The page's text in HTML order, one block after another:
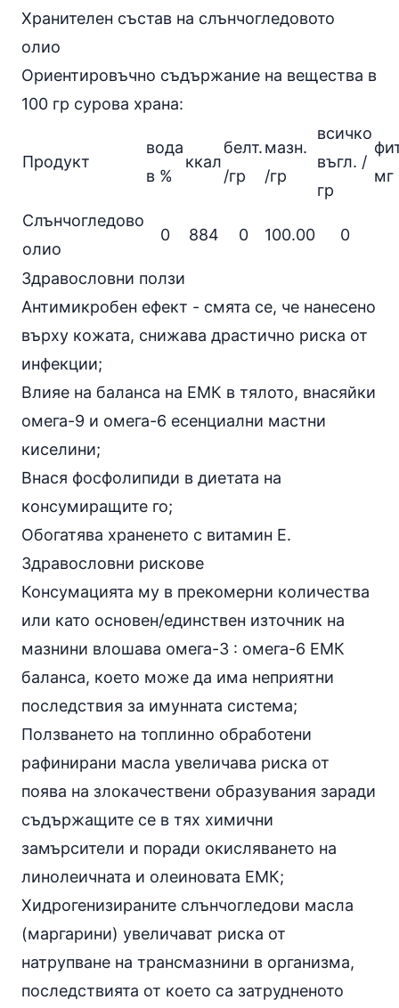
Хранителен състав на слънчогледовото
олио
Ориентировъчно съдържание на вещества в
100 гр сурова храна:
Продукт
вода
в %
ккал
белт.
/гр
мазн.
/гр
всичко
въгл. /
гр
мг
Слънчогледово
олио
0 884 0 100.00 0
Здравословни ползи
Антимикробен ефект - смята се, че нанесено
върху кожата, снижава драстично риска от
инфекции;
Влияе на баланса на ЕМК в тялото, внасяйки
омега-9 и омега-6 есенциални мастни
киселини;
Внася фосфолипиди в диетата на
консумиращите го;
Обогатява храненето с витамин Е.
Здравословни рискове
Консумацията му в прекомерни количества
или като основен/единствен източник на
мазнини влошава омега-3 : омега-6 ЕМК
баланса, което може да има неприятни
последствия за имунната система;
Ползването на топлинно обработени
рафинирани масла увеличава риска от
поява на злокачествени образувания заради
съдържащите се в тях химични
замърсители и поради окисляването на
линолеичната и олеиновата ЕМК;
Хидрогенизираните слънчогледови масла
(маргарини) увеличават риска от
натрупване на трансмазнини в организма,
последствията от което са затрудненото